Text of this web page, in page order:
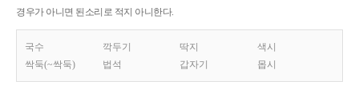
경우가 아니면 된소리로 적지 아니한다.
국수 깍두기 딱지
색시
싹둑(~싹둑)
법석 갑자기 몹시